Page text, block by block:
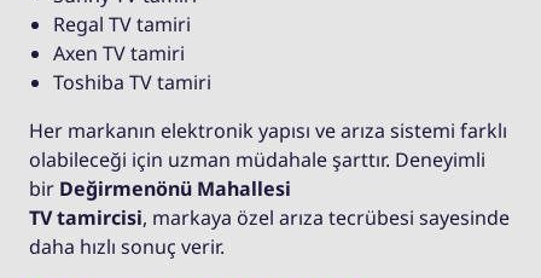
Regal TV tamiri
Axen TV tamiri
Toshiba TV tamiri
Her markanın elektronik yapısı ve arıza sistemi farklı
olabileceği için uzman müdahale şarttır. Deneyimli
bir Değirmenönü Mahallesi
TV tamircisi, markaya özel arıza tecrübesi sayesinde
daha hızlı sonuç verir.